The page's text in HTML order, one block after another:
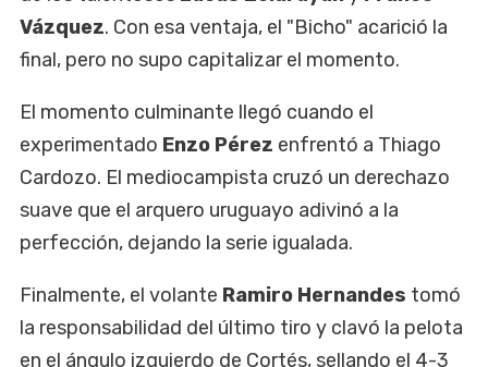
Vázquez. Con esa ventaja, el "Bicho" acarició la
final, pero no supo capitalizar el momento.
El momento culminante llegó cuando el
experimentado Enzo Pérez enfrentó a Thiago
Cardozo. El mediocampista cruzó un derechazo
suave que el arquero uruguayo adivinó a la
perfección, dejando la serie igualada.
Finalmente, el volante Ramiro Hernandes tomó
la responsabilidad del último tiro y clavó la pelota
en el ángulo izquierdo de Cortés, sellando el 4-3